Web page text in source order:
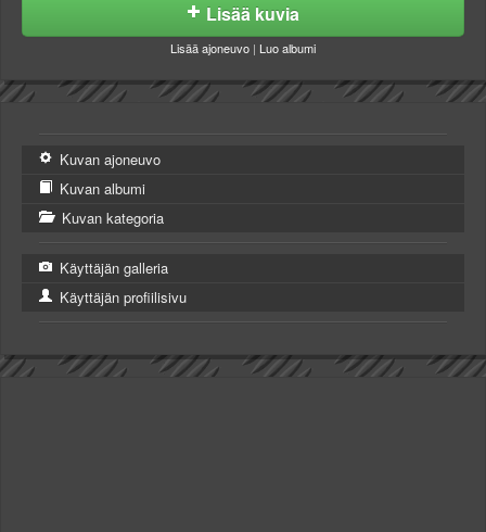
Lisää kuvia
Lisää ajoneuvo | Luo albumi
Kuvan ajoneuvo
Kuvan albumi
Kuvan kategoria
Käyttäjän galleria
Käyttäjän profiilisivu